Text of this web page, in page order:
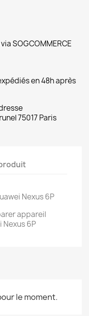
SOGCOMMERCE
en 48h après
75017 Paris
Nexus 6P
appareil
6P
le moment.